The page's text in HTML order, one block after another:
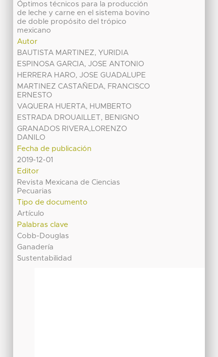
Óptimos técnicos para la producción
de leche y carne en el sistema bovino
de doble propósito del trópico
mexicano
Autor
BAUTISTA MARTINEZ, YURIDIA
ESPINOSA GARCIA, JOSE ANTONIO
HERRERA HARO, JOSE GUADALUPE
MARTINEZ CASTAÑEDA, FRANCISCO
ERNESTO
VAQUERA HUERTA, HUMBERTO
ESTRADA DROUAILLET, BENIGNO
GRANADOS RIVERA,LORENZO
DANILO
Fecha de publicación
2019-12-01
Editor
Revista Mexicana de Ciencias
Pecuarias
Tipo de documento
Artículo
Palabras clave
Cobb-Douglas
Ganadería
Sustentabilidad